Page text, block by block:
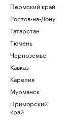
Пермский край
Ростов-на-Дону
Татарстан
Тюмень
Черноземье
Кавказ
Карелия
Мурманск
Приморский
край